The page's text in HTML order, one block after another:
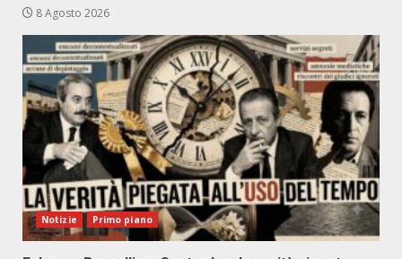
8 Agosto 2026
Notizie Primo piano